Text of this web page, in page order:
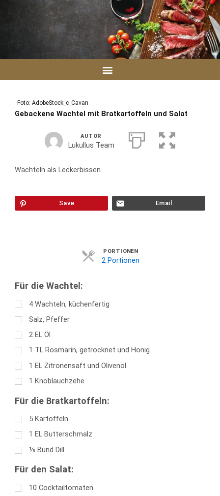
Foto: AdobeStock_c_Cavan
Gebackene Wachtel mit Bratkartoffeln und Salat
AUTOR
Lukullus Team
Wachteln als Leckerbissen
Save Email
PORTIONEN
2 Portionen
Für die Wachtel:
4 Wachteln, küchenfertig
Salz, Pfeffer
2 EL Öl
1 TL Rosmarin, getrocknet und Honig
1 EL Zitronensaft und Olivenöl
1 Knoblauchzehe
Für die Bratkartoffeln:
5 Kartoffeln
1 EL Butterschmalz
⅓ Bund Dill
Für den Salat:
10 Cocktailtomaten